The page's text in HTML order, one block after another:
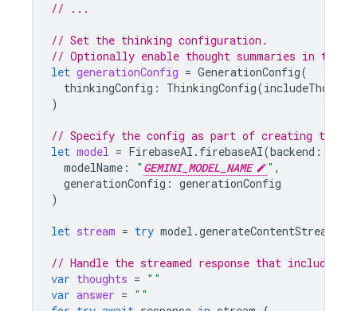
// ...
// Set the thinking configuration.
// Optionally enable thought summaries in the
let generationConfig = GenerationConfig(
thinkingConfig : ThinkingConfig(
)
// Specify the config as part of creating the
let model = FirebaseAI . firebaseAI(backend :
modelName : " GEMINI_MODEL_NAME " ,
generationConfig : generationConfig
)
let stream = try model .generateContentStream
// Handle the streamed response that includes
var thoughts = ""
var answer = ""